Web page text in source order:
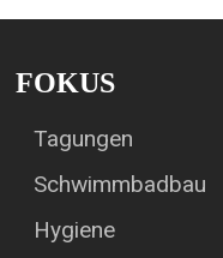
FOKUS
Tagungen
Schwimmbadbau
Hygiene